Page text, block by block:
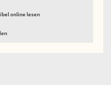
online lesen